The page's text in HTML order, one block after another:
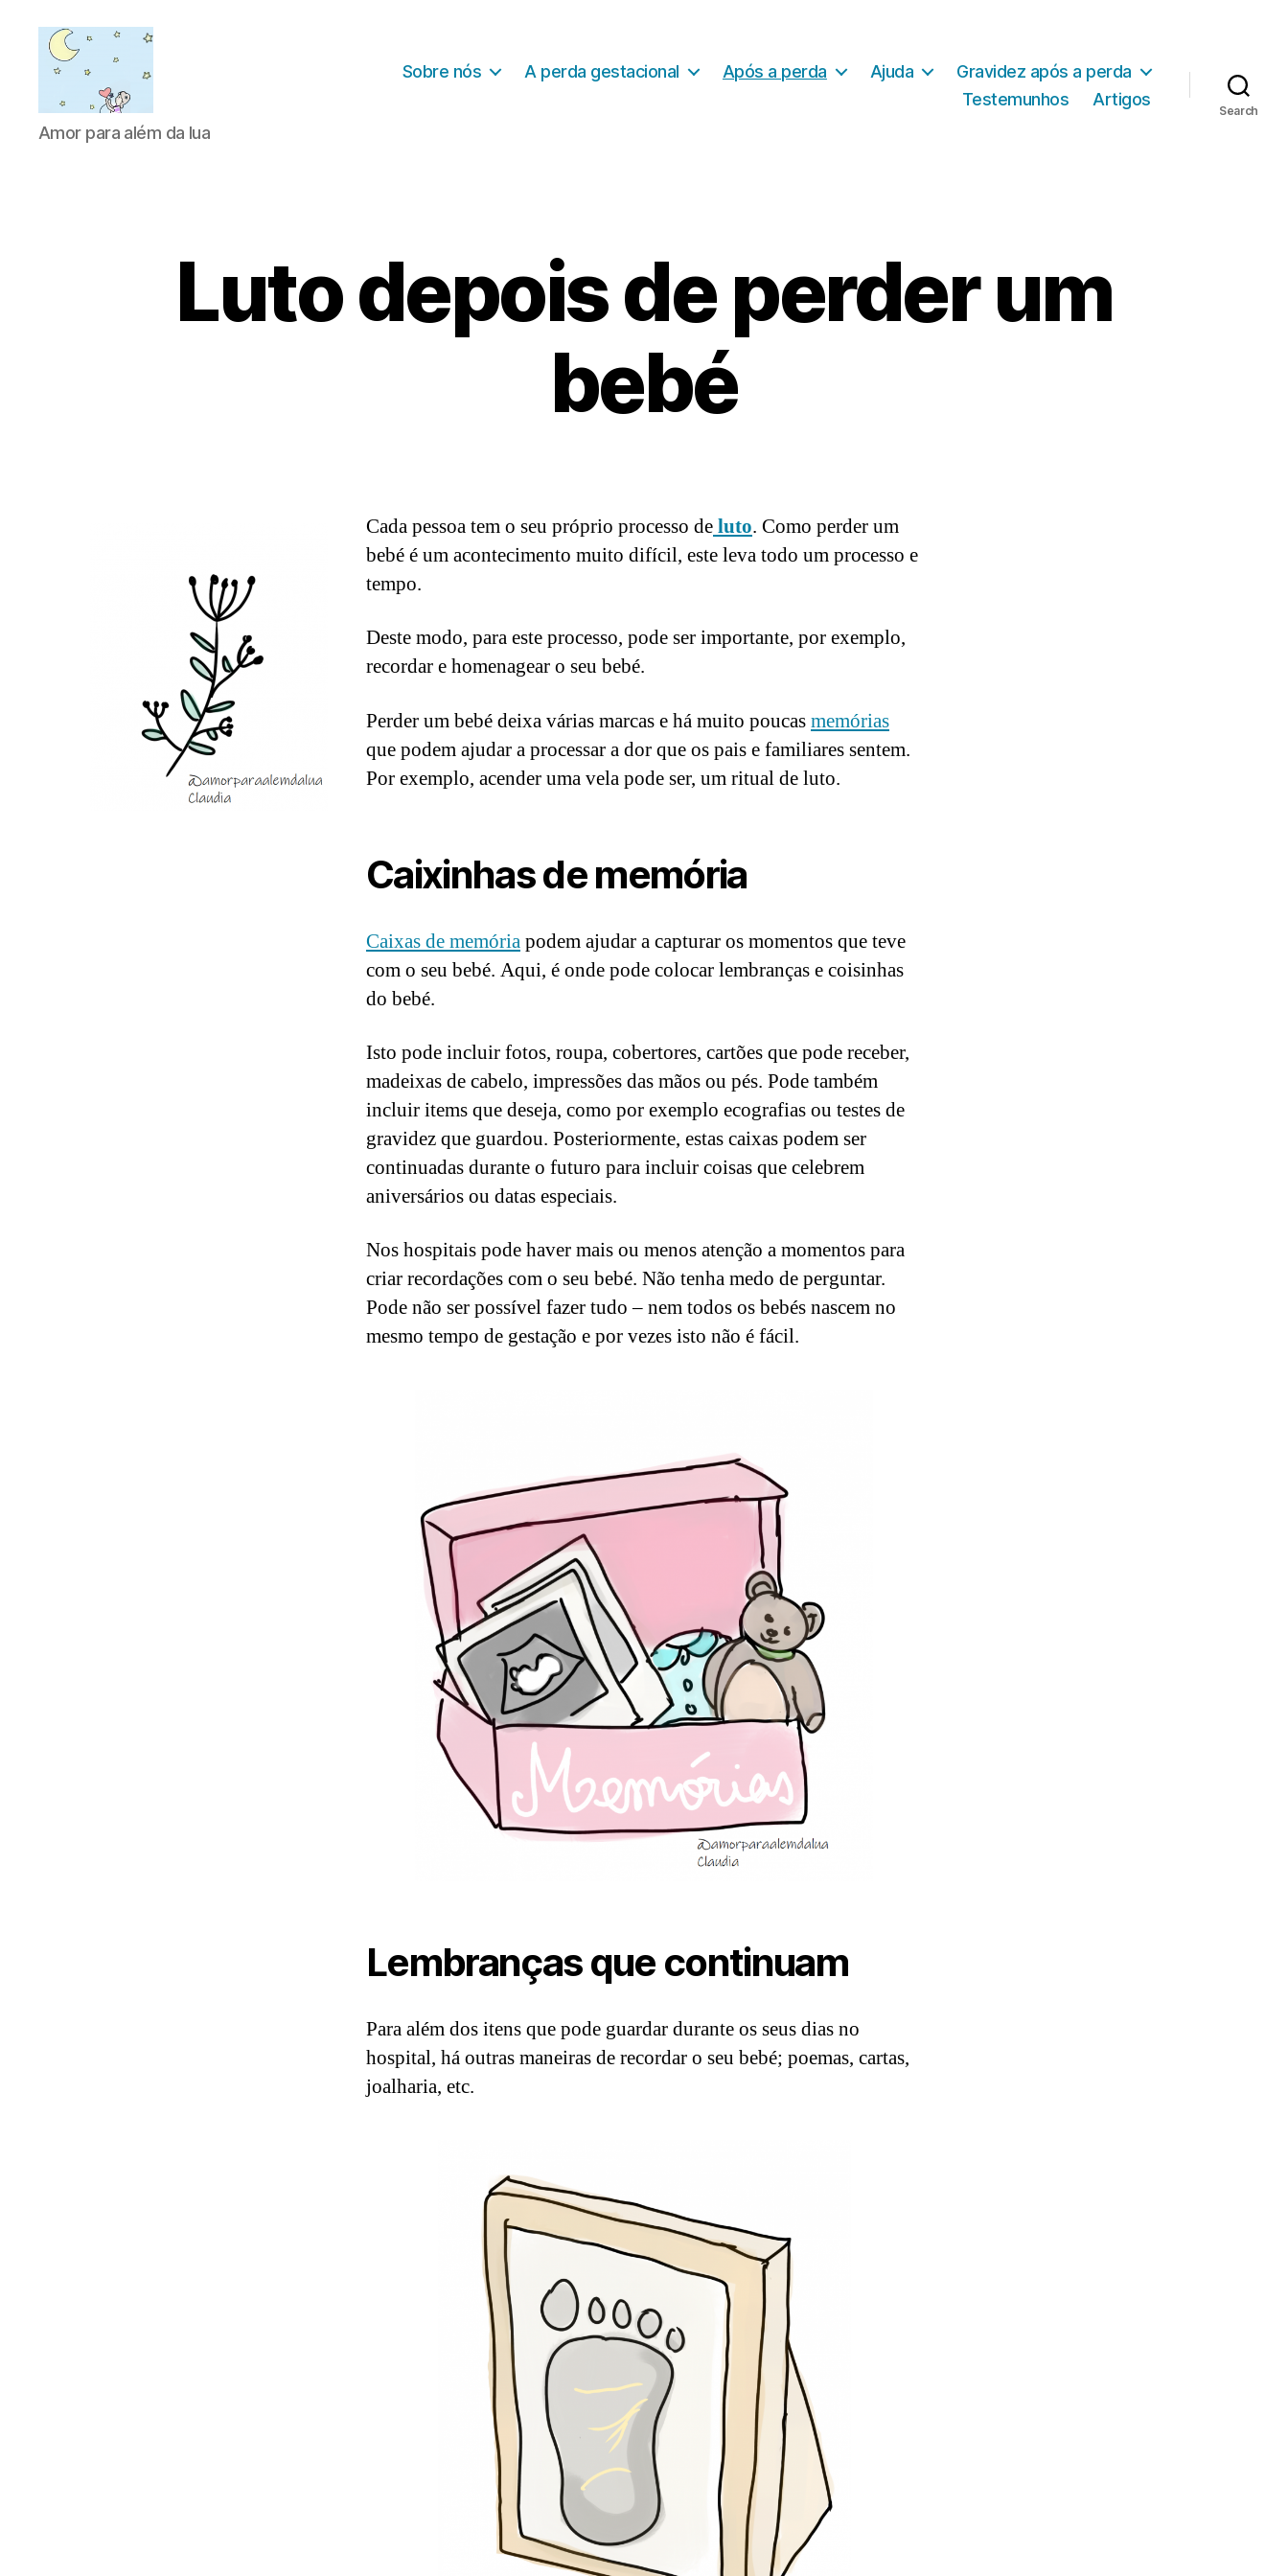
Amor
para
Amor para além da lua
Sobre nós A perda gestacional Após a perda Ajuda
Gravidez após a perda
Testemunhos
Artigos
Search
Luto depois de perder um
bebé
Cada pessoa tem o seu próprio processo deluto. Como perder um
bebé é um acontecimento muito difícil, este leva todo um processo e
tempo.
Deste modo, para este processo, pode ser importante, por exemplo,
recordar e homenagear o seu bebé.
Perder um bebé deixa várias marcas e há muito poucasmemórias
que podem ajudar a processar a dor que os pais e familiares sentem.
Por exemplo, acender uma vela pode ser, um ritual de luto.
Caixinhas de memória
Caixas de memóriapodem ajudar a capturar os momentos que teve
com o seu bebé. Aqui, é onde pode colocar lembranças e coisinhas
do bebé.
Isto pode incluir fotos, roupa, cobertores, cartões que pode receber,
madeixas de cabelo, impressões das mãos ou pés. Pode também
incluir items que deseja, como por exemplo ecografias ou testes de
gravidez que guardou. Posteriormente, estas caixas podem ser
continuadas durante o futuro para incluir coisas que celebrem
aniversários ou datas especiais.
Nos hospitais pode haver mais ou menos atenção a momentos para
criar recordações com o seu bebé. Não tenha medo de perguntar.
Pode não ser possível fazer tudo – nem todos os bebés nascem no
mesmo tempo de gestação e por vezes isto não é fácil.
Lembranças que continuam
Para além dos itens que pode guardar durante os seus dias no
hospital, há outras maneiras de recordar o seu bebé; poemas, cartas,
joalharia, etc.